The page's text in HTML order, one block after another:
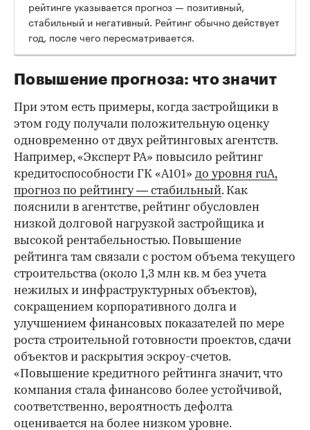
рейтинге указывается прогноз — позитивный,
стабильный и негативный. Рейтинг обычно действует
год, после чего пересматривается.
Повышение прогноза: что значит
При этом есть примеры, когда застройщики в
этом году получали положительную оценку
одновременно от двух рейтинговых агентств.
Например, «Эксперт РА» повысило рейтинг
кредитоспособности ГК «А101» до уровня ruA,
прогноз по рейтингу — стабильный. Как
пояснили в агентстве, рейтинг обусловлен
низкой долговой нагрузкой застройщика и
высокой рентабельностью. Повышение
рейтинга там связали с ростом объема текущего
строительства (около 1,3 млн кв. м без учета
нежилых и инфраструктурных объектов),
сокращением корпоративного долга и
улучшением финансовых показателей по мере
роста строительной готовности проектов, сдачи
объектов и раскрытия эскроу-счетов.
«Повышение кредитного рейтинга значит, что
компания стала финансово более устойчивой,
соответственно, вероятность дефолта
оценивается на более низком уровне.